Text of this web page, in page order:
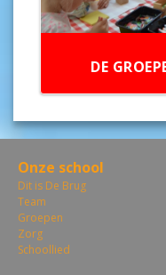
DE
Onze school
Dit is De Brug
Team
Groepen
Zorg
Schoollied